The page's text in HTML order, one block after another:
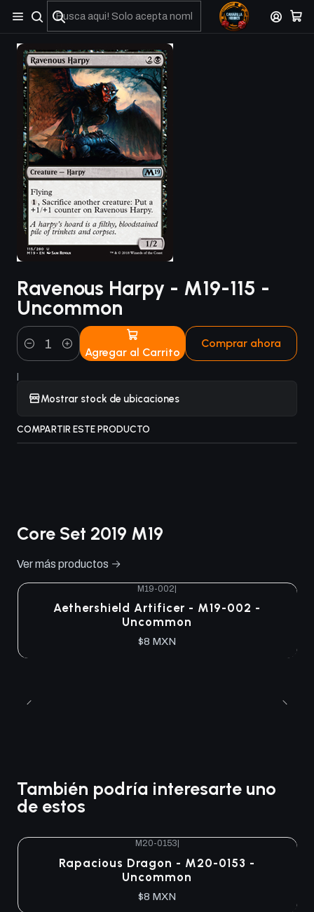
No olviden reportar sus depositos y transferencias por Whatsapp
Ravenous Harpy - M19-115 -
Uncommon
Cantidad Agregar al Carrito
Comprar ahora
|
Mostrar stock de ubicaciones
COMPARTIR ESTE PRODUCTO
Core Set 2019 M19
Ver más productos
M19-002
Aethershield Artificer - M19-002 -
Uncommon
$8 MXN
También podría interesarte uno
de estos
M20-0153
Rapacious Dragon - M20-0153 -
Uncommon
$8 MXN